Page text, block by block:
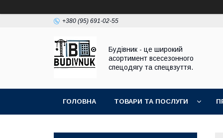
+380 (95) 691-02-55
Будівник - це широкий
асортимент всесезонного
спецодягу та спецвзуття.
ГОЛОВНА ТОВАРИ ТА ПОСЛУГИ